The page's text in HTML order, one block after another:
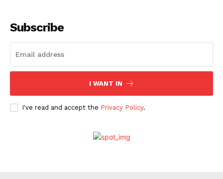
Subscribe
I WANT IN
I've read and accept the Privacy Policy.